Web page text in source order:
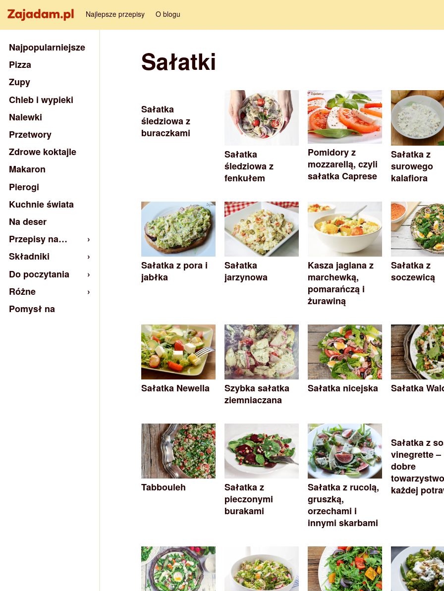
Najlepsze przepisy O blogu
Sałatki
Sałatka
śledziowa z
buraczkami
Sałatka
śledziowa z
fenkułem
Pomidory z
mozzarellą, czyli
sałatka Caprese
Sałatka z
surowego
kalafiora
Sałatka z pora i
jabłka
Sałatka
jarzynowa
Kasza jaglana z
marchewką,
pomarańczą i
żurawiną
Sałatka z
soczewicą
Sałatka Newella
Szybka sałatka
ziemniaczana
Sałatka nicejska Sałatka
Tabbouleh
Sałatka z
pieczonymi
burakami
Sałatka z rucolą,
gruszką,
orzechami i
innymi skarbami
Sałatka z
vinegrette –
dobre
każdej
Najpopularniejsze
Pizza
Zupy
Chleb i wypieki
Nalewki
Przetwory
Zdrowe koktajle
Makaron
Pierogi
Kuchnie świata
Na deser
Przepisy na…
Składniki
Do poczytania
Różne
Pomysł na